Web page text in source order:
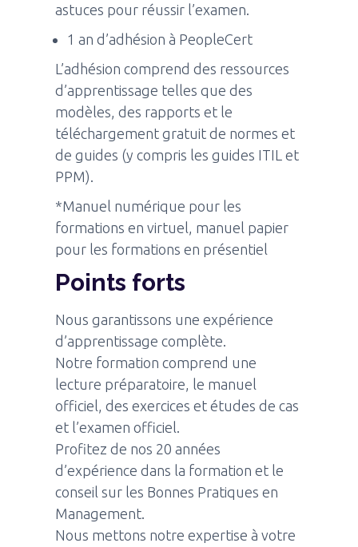
astuces pour réussir l’examen.
1 an d’adhésion à PeopleCert
L’adhésion comprend des ressources
d’apprentissage telles que des
modèles, des rapports et le
téléchargement gratuit de normes et
de guides (y compris les guides ITIL et
PPM).
*Manuel numérique pour les
formations en virtuel, manuel papier
pour les formations en présentiel
Points forts
Nous garantissons une expérience
d’apprentissage complète.
Notre formation comprend une
lecture préparatoire, le manuel
officiel, des exercices et études de cas
et l’examen officiel.
Profitez de nos 20 années
d’expérience dans la formation et le
conseil sur les Bonnes Pratiques en
Management.
Nous mettons notre expertise à votre